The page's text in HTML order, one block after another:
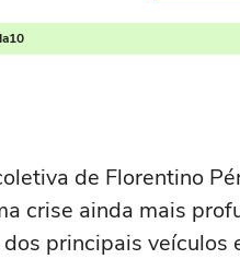
de Florentino
crise ainda mais
principais veículos